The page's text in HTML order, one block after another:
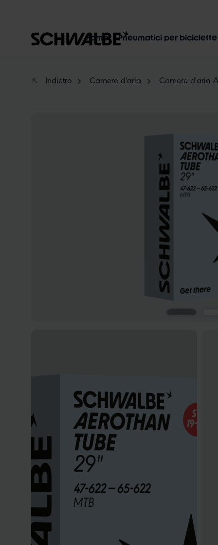
Home Pneumatici per biciclette
RADIAL
Indietro Camere d'aria Camere d'aria